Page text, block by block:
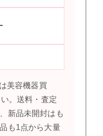
美容機器買
。送料・査定
新品未開封はも
も1点から大量